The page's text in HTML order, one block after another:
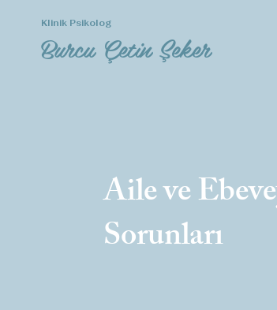
Klinik Psikolog
Burcu Çetin Şeker
Aile ve
Sorunları